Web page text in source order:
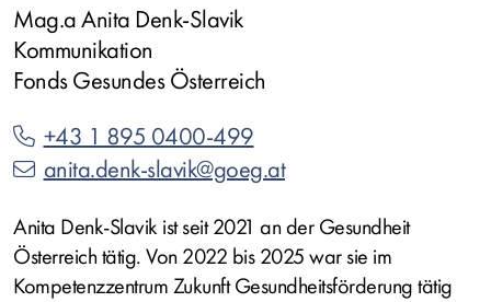
Mag.a Anita Denk-Slavik
Kommunikation
Fonds Gesundes Österreich
+43 1 895 0400-499
anita.denk-slavik@goeg.at
Anita Denk-Slavik ist seit 2021 an der Gesundheit
Österreich tätig. Von 2022 bis 2025 war sie im
Kompetenzzentrum Zukunft Gesundheitsförderung tätig